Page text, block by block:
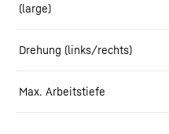
(large)
Drehung (links/rechts)
Max. Arbeitstiefe